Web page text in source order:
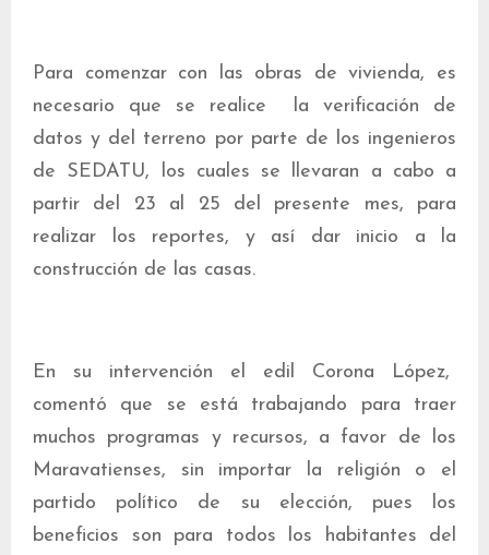
Para comenzar con las obras de vivienda, es
necesario que se realice la verificación de
datos y del terreno por parte de los ingenieros
de SEDATU, los cuales se llevaran a cabo a
partir del 23 al 25 del presente mes, para
realizar los reportes, y así dar inicio a la
construcción de las casas.
En su intervención el edil Corona López,
comentó que se está trabajando para traer
muchos programas y recursos, a favor de los
Maravatienses, sin importar la religión o el
partido político de su elección, pues los
beneficios son para todos los habitantes del